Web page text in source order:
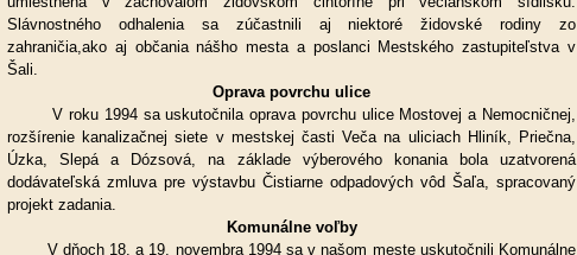
Slávnostného odhalenia sa zúčastnili aj niektoré židovské rodiny zo
zahraničia,ako aj občania nášho mesta a poslanci Mestského zastupiteľstva v
Šali.
Oprava povrchu ulice
V roku 1994 sa uskutočnila oprava povrchu ulice Mostovej a Nemocničnej,
rozšírenie kanalizačnej siete v mestskej časti Veča na uliciach Hliník, Priečna,
Úzka, Slepá a Dózsová, na základe výberového konania bola uzatvorená
dodávateľská zmluva pre výstavbu Čistiarne odpadových vôd Šaľa, spracovaný
projekt zadania.
Komunálne voľby
V dňoch 18. a 19. novembra 1994 sa v našom meste uskutočnili Komunálne